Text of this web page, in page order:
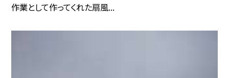
作業として作ってくれた扇風...